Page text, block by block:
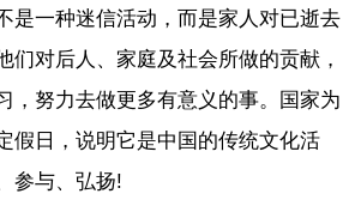
是一种迷信活动，而是家人对已逝去
们对后人、家庭及社会所做的贡献，
，努力去做更多有意义的事。国家为
假日，说明它是中国的传统文化活
参与、弘扬!